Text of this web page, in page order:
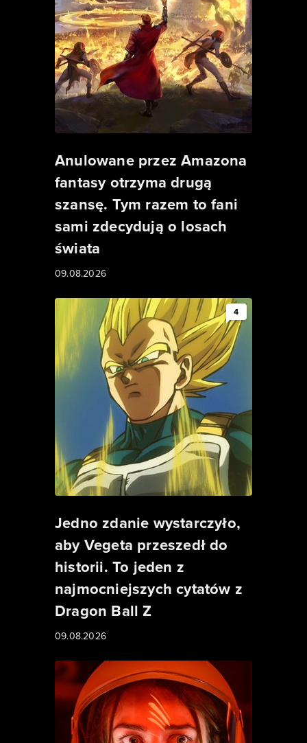
Anulowane przez Amazona
fantasy otrzyma drugą
szansę. Tym razem to fani
sami zdecydują o losach
świata
09.08.2026
4
Jedno zdanie wystarczyło,
aby Vegeta przeszedł do
historii. To jeden z
najmocniejszych cytatów z
Dragon Ball Z
09.08.2026